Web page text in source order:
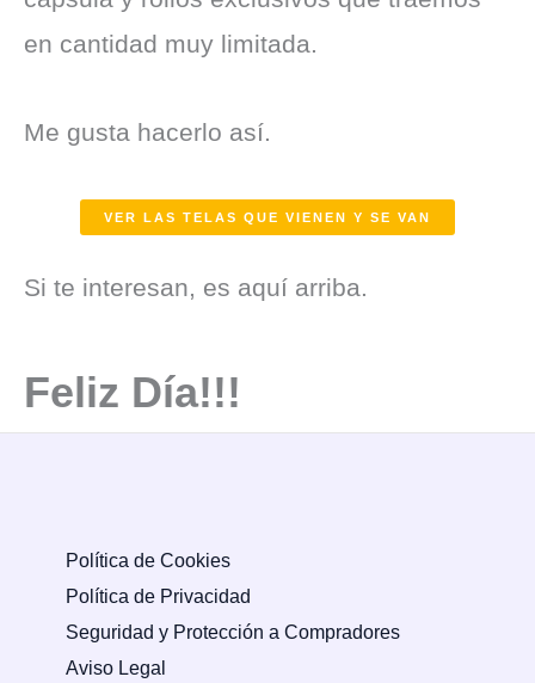
en cantidad muy limitada.
Me gusta hacerlo así.
VER LAS TELAS QUE VIENEN Y SE VAN
Si te interesan, es aquí arriba.
Feliz Día!!!
Política de Cookies
Política de Privacidad
Seguridad y Protección a Compradores
Aviso Legal